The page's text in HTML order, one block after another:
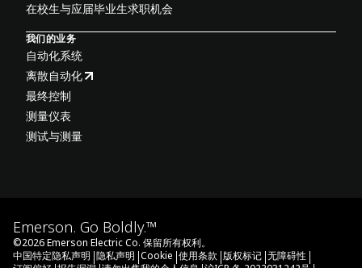
在校生与应届毕业生求职机会
我们的业务
自动化系统
离散自动化
最终控制
测量仪表
测试与测量
Emerson. Go Boldly.™
©2026Emerson Electric Co. 保留所有权利。
中国特定隐私声明 |隐私声明 |Cookie |使用条款 |版权标记 |无障碍性 |